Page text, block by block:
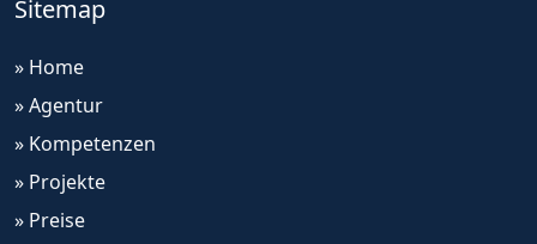
Sitemap
» Home
» Agentur
» Kompetenzen
» Projekte
» Preise